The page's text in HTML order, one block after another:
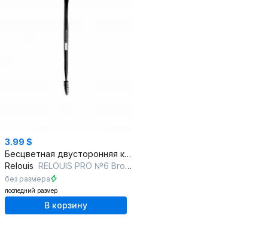
3.99 $
Бесцветная двусторонняя кисть для бровей и глаз
Relouis RELOUIS PRO №6 Brow&Eyeliner Brush
без размера
последний размер
В корзину